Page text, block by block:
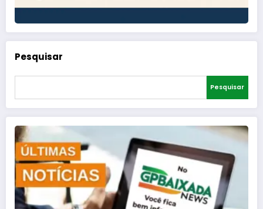
Pesquisar
Pesquisar